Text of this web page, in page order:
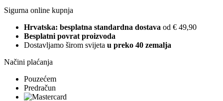
Sigurna online kupnja
Hrvatska: besplatna standardna dostava od € 49,90
Besplatni povrat proizvoda
Dostavljamo širom svijeta u preko 40 zemalja
Načini plaćanja
Pouzećem
Predračun